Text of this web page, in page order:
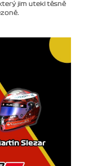
jim utekl těsně